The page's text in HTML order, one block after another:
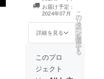
届けができなく
なる可能性があ
りますのでご了
※１周年記念イラ
スト（雪城梨兎
様作画）を使用
欄にTシャツ背面
に掲載するお名
記】でご記入く
ターンのご連絡
m) ・オーロラア
クリルキーホル
ダ(50×50mm)
・アクリルペン
・オーロラアク
リルスタンド
(100×130mm)
お届け予定：
2024年07月
詳細を見る
こ
の
リ
タ
ー
ン
を
選
択
す
る
このプロ
ジェクト